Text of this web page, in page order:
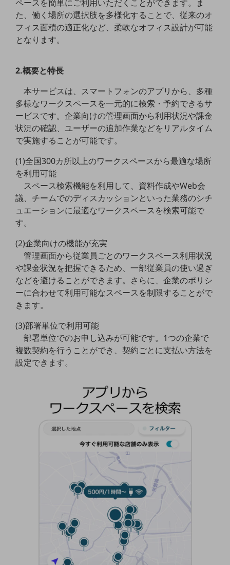
業種・業態で探す
業種・業態で探すTOP
自治体
医療・介護
モビリティ
小売業
キーワードで探す
モバイルTOP
法人向けスマホ・携帯に関する、
おすすめの機種、料金やサービスをご紹介
製品TOP
ビジネス向けスマートフォン
タフネススマートフォン
データ通信製品
5G対応ホームルーター
通信モジュール製品
IOT完了済みメーカーブランド製品
ドコモBiz データ無制限 ドコモ MAX ドコモ mini ドコモBiz かけ放題
home5Gプラン
ペースを簡単にご利用いただくことができます。ま
た、働く場所の選択肢を多様化することで、従来のオ
フィス面積の適正化など、柔軟なオフィス設計が可能
となります。
2.概要と特長
本サービスは、スマートフォンのアプリから、多種
多様なワークスペースを一元的に検索・予約できるサ
ービスです。企業向けの管理画面から利用状況や課金
状況の確認、ユーザーの追加作業などをリアルタイム
で実施することが可能です。
(1)全国300カ所以上のワークスペースから最適な場所
を利用可能
スペース検索機能を利用して、資料作成やWeb会
議、チームでのディスカッションといった業務のシチ
ュエーションに最適なワークスペースを検索可能で
す。
(2)企業向けの機能が充実
管理画面から従業員ごとのワークスペース利用状況
や課金状況を把握できるため、一部従業員の使い過ぎ
などを避けることができます。さらに、企業のポリシ
ーに合わせて利用可能なスペースを制限することがで
きます。
(3)部署単位で利用可能
部署単位でのお申し込みが可能です。1つの企業で
複数契約を行うことができ、契約ごとに支払い方法を
設定できます。